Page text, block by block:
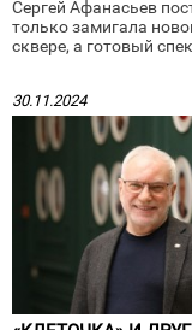
Сергей Афанасьев
только замигала
сквере, а готовый
30.11.2024